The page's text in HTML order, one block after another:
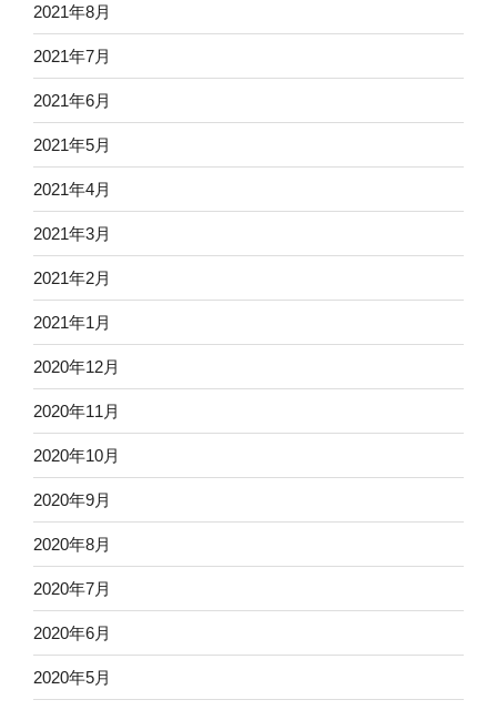
2021年8月
2021年7月
2021年6月
2021年5月
2021年4月
2021年3月
2021年2月
2021年1月
2020年12月
2020年11月
2020年10月
2020年9月
2020年8月
2020年7月
2020年6月
2020年5月